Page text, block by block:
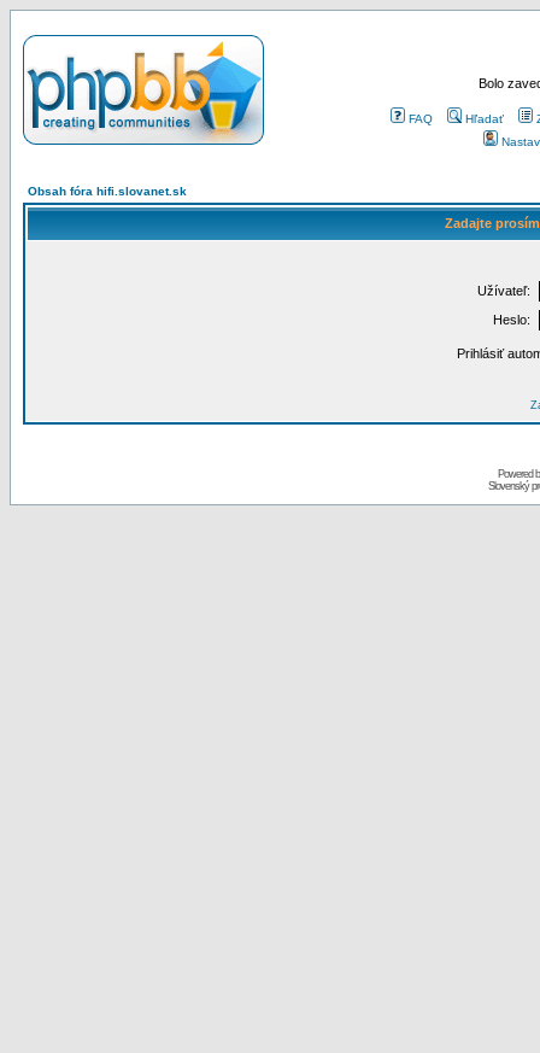
Bolo
FAQ Hľadať
Obsah fóra hifi.slovanet.sk
Zadajte
Užívateľ:
Heslo:
Prihlásiť
Powered
Slovenský